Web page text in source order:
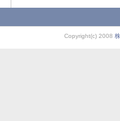
Copyright(c) 2008